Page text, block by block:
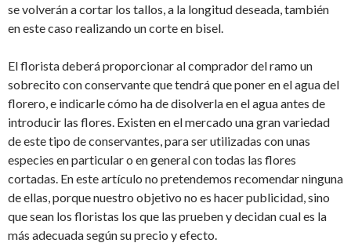
se volverán a cortar los tallos, a la longitud deseada, también
en este caso realizando un corte en bisel.
El florista deberá proporcionar al comprador del ramo un
sobrecito con conservante que tendrá que poner en el agua del
florero, e indicarle cómo ha de disolverla en el agua antes de
introducir las flores. Existen en el mercado una gran variedad
de este tipo de conservantes, para ser utilizadas con unas
especies en particular o en general con todas las flores
cortadas. En este artículo no pretendemos recomendar ninguna
de ellas, porque nuestro objetivo no es hacer publicidad, sino
que sean los floristas los que las prueben y decidan cual es la
más adecuada según su precio y efecto.